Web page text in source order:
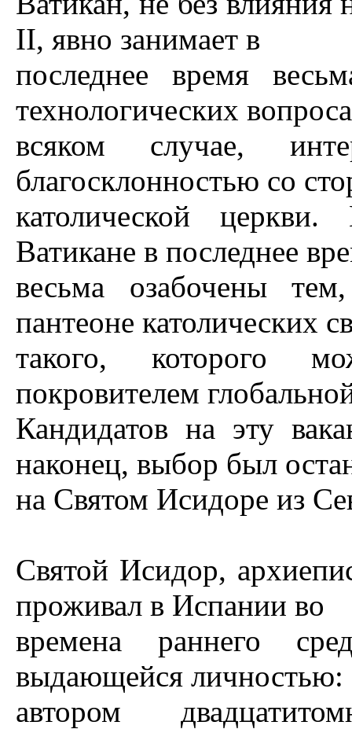
II, явно занимает в
последнее время
технологических
всяком случае,
благосклонностью со
католической
Ватикане в последнее
весьма озабочены
пантеоне католических
такого, которого
покровителем
Кандидатов на эту
наконец, выбор был
на Святом Исидоре из
Святой Исидор,
проживал в Испании во
времена раннего
выдающейся личностью:
автором